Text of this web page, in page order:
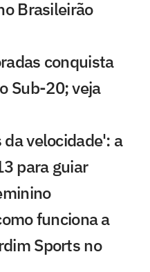
Brasileirão
conquista
Sub-20; veja
velocidade': a
para guiar
funciona a
Sports no